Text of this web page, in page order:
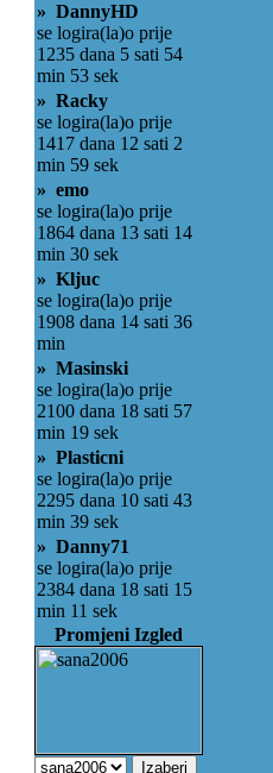
» DannyHD
se logira(la)o prije
1235 dana 5 sati 54
min 53 sek
» Racky
se logira(la)o prije
1417 dana 12 sati 2
min 59 sek
» emo
se logira(la)o prije
1864 dana 13 sati 14
min 30 sek
» Kljuc
se logira(la)o prije
1908 dana 14 sati 36
min
» Masinski
se logira(la)o prije
2100 dana 18 sati 57
min 19 sek
» Plasticni
se logira(la)o prije
2295 dana 10 sati 43
min 39 sek
» Danny71
se logira(la)o prije
2384 dana 18 sati 15
min 11 sek
Promjeni Izgled